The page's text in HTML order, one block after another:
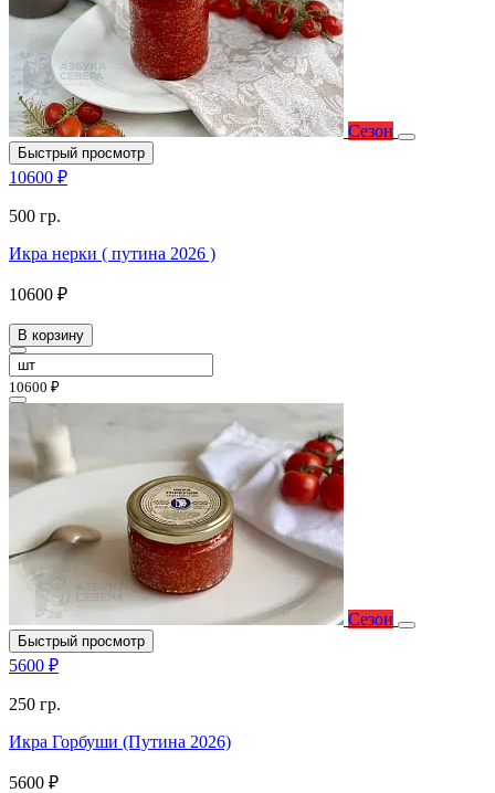
Сезон
Быстрый просмотр
10600 ₽
500 гр.
Икра нерки ( путина 2026 )
10600 ₽
В корзину
10600 ₽
Сезон
Быстрый просмотр
5600 ₽
250 гр.
Икра Горбуши (Путина 2026)
5600 ₽